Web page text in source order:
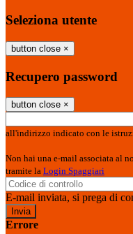
Seleziona utente
button close ×
Recupero password
button close ×
all'indirizzo indicato con le
Non hai una e-mail associata al
tramite la Login Spaggiari
E-mail inviata, si prega di
Errore